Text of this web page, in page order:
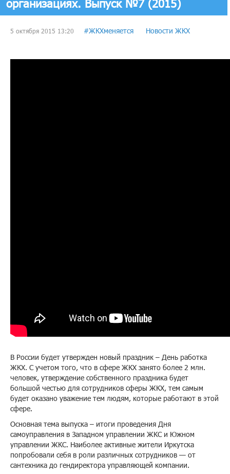
организациях. Выпуск №7 (2015)
5 октября 2015 13:20 #ЖКХменяется Новости ЖКХ
В России будет утвержден новый праздник – День работка
ЖКХ. С учетом того, что в сфере ЖКХ занято более 2 млн.
человек, утверждение собственного праздника будет
большой честью для сотрудников сферы ЖКХ, тем самым
будет оказано уважение тем людям, которые работают в этой
сфере.
Основная тема выпуска – итоги проведения Дня
самоуправления в Западном управлении ЖКС и Южном
управлении ЖКС. Наиболее активные жители Иркутска
попробовали себя в роли различных сотрудников — от
сантехника до гендиректора управляющей компании.